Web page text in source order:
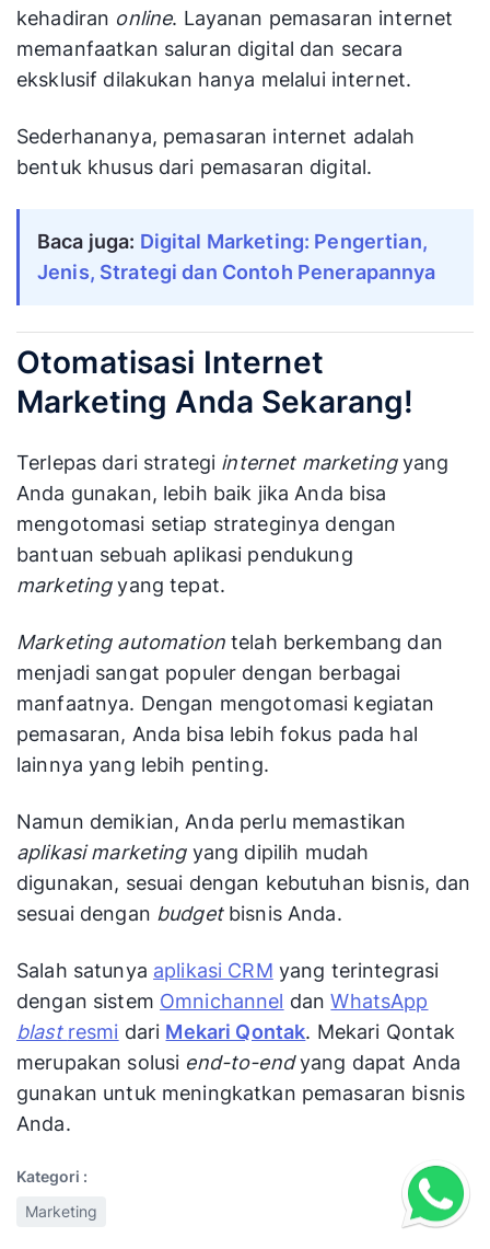
kehadiran online. Layanan pemasaran internet
memanfaatkan saluran digital dan secara
eksklusif dilakukan hanya melalui internet.
Sederhananya, pemasaran internet adalah
bentuk khusus dari pemasaran digital.
Baca juga: Digital Marketing: Pengertian,
Jenis, Strategi dan Contoh Penerapannya
Otomatisasi Internet
Marketing Anda Sekarang!
Terlepas dari strategi internet marketingyang
Anda gunakan, lebih baik jika Anda bisa
mengotomasi setiap strateginya dengan
bantuan sebuah aplikasi pendukung
marketingyang tepat.
Marketing automationtelah berkembang dan
menjadi sangat populer dengan berbagai
manfaatnya. Dengan mengotomasi kegiatan
pemasaran, Anda bisa lebih fokus pada hal
lainnya yang lebih penting.
Namun demikian, Anda perlu memastikan
aplikasi marketingyang dipilih mudah
digunakan, sesuai dengan kebutuhan bisnis, dan
sesuai dengan budget bisnis Anda.
Salah satunya aplikasi CRM yang terintegrasi
dengan sistem Omnichannel danWhatsApp
blast resmi dari Mekari Qontak. Mekari Qontak
merupakan solusi end-to-endyang dapat Anda
gunakan untuk meningkatkan pemasaran bisnis
Anda.
Kategori :
Marketing